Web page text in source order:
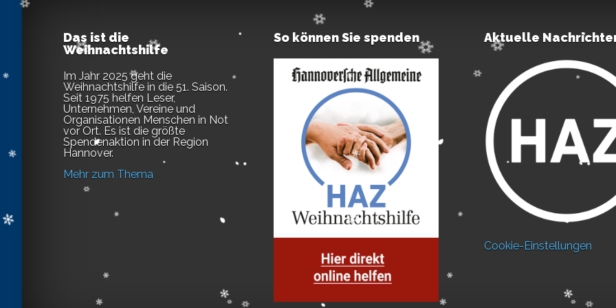
Das ist die
Weihnachtshilfe
Im Jahr 2025 geht die
Weihnachtshilfe in die 51. Saison.
Seit 1975 helfen Leser,
Unternehmen, Vereine und
Organisationen Menschen in Not
vor Ort. Es ist die größte
Spendenaktion in der Region
Hannover.
Mehr zum Thema
So können Sie spenden Aktuelle
Cookie-Einstellungen